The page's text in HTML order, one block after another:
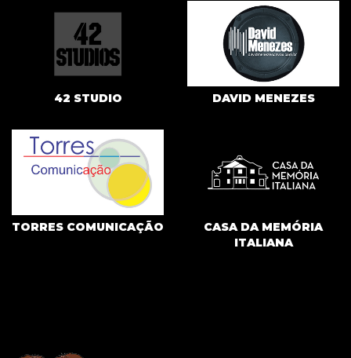
42 STUDIO DAVID MENEZES
TORRES COMUNICAÇÃO
CASA DA MEMÓRIA
ITALIANA